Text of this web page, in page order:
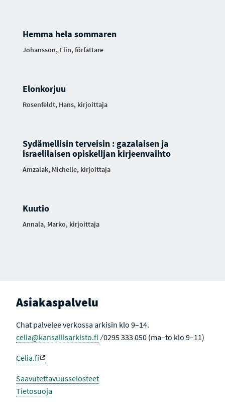
Hemma hela sommaren
Johansson, Elin, författare
Elonkorjuu
Rosenfeldt, Hans, kirjoittaja
Sydämellisin terveisin : gazalaisen ja
israelilaisen opiskelijan kirjeenvaihto
Amzalak, Michelle, kirjoittaja
Kuutio
Annala, Marko, kirjoittaja
Asiakaspalvelu
Chat palvelee verkossa arkisin klo 9–14.
celia@kansallisarkisto.fi ⁄ 0295 333 050 (ma–to klo 9–11)
Celia.fi
Saavutettavuusselosteet
Tietosuoja